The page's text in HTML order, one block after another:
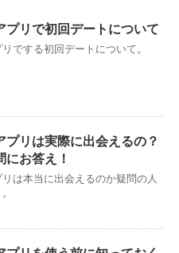
プリで初回デートについて
でする初回デートについて。
プリは実際に出会えるの？
にお答え！
は本当に出会えるのか疑問の人